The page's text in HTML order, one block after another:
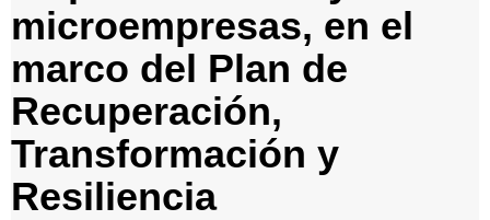
microempresas, en el
marco del Plan de
Recuperación,
Transformación y
Resiliencia